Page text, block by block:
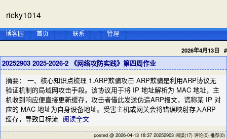
ricky1014
博客园 首页 联系 管理
2026年4月13日 #
20252903 2025-2026-2 《网络攻防实践》第四周作业
摘要： 一、核心知识点梳理 1.ARP欺骗攻击 ARP欺骗是利用ARP协议无
验证机制的局域网攻击手段。该协议用于将 IP 地址解析为 MAC 地址，主
机收到响应便直接更新缓存，攻击者借此发送伪造ARP报文，谎称某 IP 对
应的 MAC 地址为自身设备地址。受害主机或网关会将错误映射存入ARP
缓存，导致目标流 阅读全文
posted @ 2026-04-13 18:37 20252903 阅读(17) 评论(0) 推荐(0)